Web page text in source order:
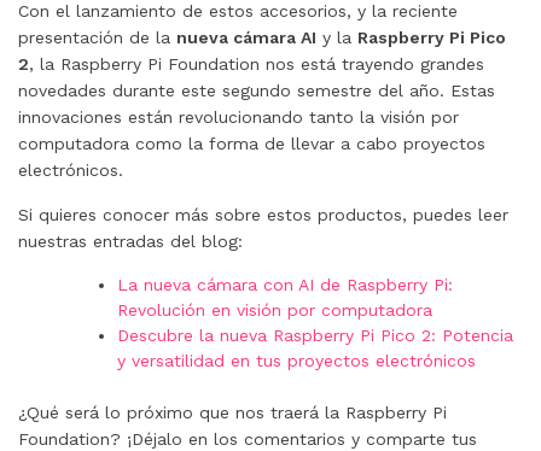
Con el lanzamiento de estos accesorios, y la reciente
presentación de la nueva cámara AI y la Raspberry Pi Pico
2, la Raspberry Pi Foundation nos está trayendo grandes
novedades durante este segundo semestre del año. Estas
innovaciones están revolucionando tanto la visión por
computadora como la forma de llevar a cabo proyectos
electrónicos.
Si quieres conocer más sobre estos productos, puedes leer
nuestras entradas del blog:
La nueva cámara con AI de Raspberry Pi:
Revolución en visión por computadora
Descubre la nueva Raspberry Pi Pico 2: Potencia
y versatilidad en tus proyectos electrónicos
¿Qué será lo próximo que nos traerá la Raspberry Pi
Foundation? ¡Déjalo en los comentarios y comparte tus